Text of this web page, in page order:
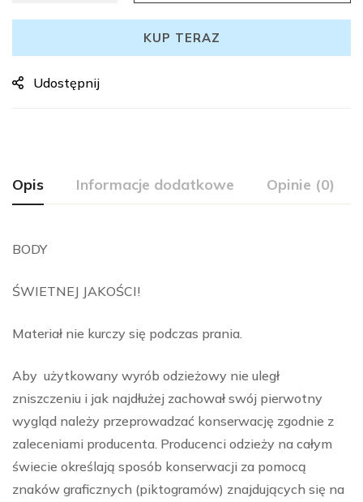
KUP TERAZ
Udostępnij
Opis Informacje dodatkowe Opinie (0)
BODY
ŚWIETNEJ JAKOŚCI!
Materiał nie kurczy się podczas prania.
Aby użytkowany wyrób odzieżowy nie uległ
zniszczeniu i jak najdłużej zachował swój pierwotny
wygląd należy przeprowadzać konserwację zgodnie z
zaleceniami producenta. Producenci odzieży na całym
świecie określają sposób konserwacji za pomocą
znaków graficznych (piktogramów) znajdujących się na